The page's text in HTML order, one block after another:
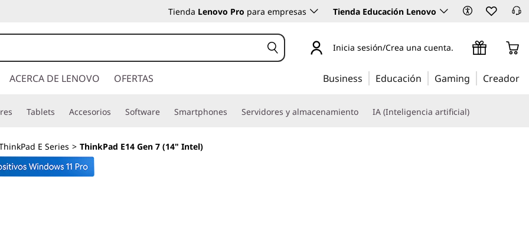
Tienda Lenovo Pro para empresas Tienda Educación Lenovo
Inicia sesión/Crea una cuenta.
ACERCA DE LENOVO OFERTAS Business Educación Gaming Creador
Tablets Accesorios Software Smartphones Servidores y almacenamiento IA (Inteligencia artificial)
E Series > ThinkPad E14 Gen 7 (14" Intel)